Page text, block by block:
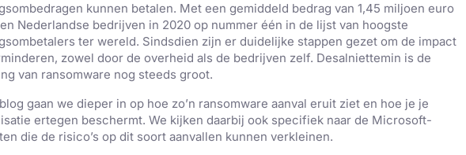
kunnen betalen. Met een gemiddeld bedrag van 1,45 miljoen euro
Nederlandse bedrijven in 2020 op nummer één in de lijst van hoogste
ter wereld. Sindsdien zijn er duidelijke stappen gezet om de impact
zowel door de overheid als de bedrijven zelf. Desalniettemin is de
van ransomware nog steeds groot.
gaan we dieper in op hoe zo’n ransomware aanval eruit ziet en hoe je je
ertegen beschermt. We kijken daarbij ook specifiek naar de Microsoft-
die de risico’s op dit soort aanvallen kunnen verkleinen.